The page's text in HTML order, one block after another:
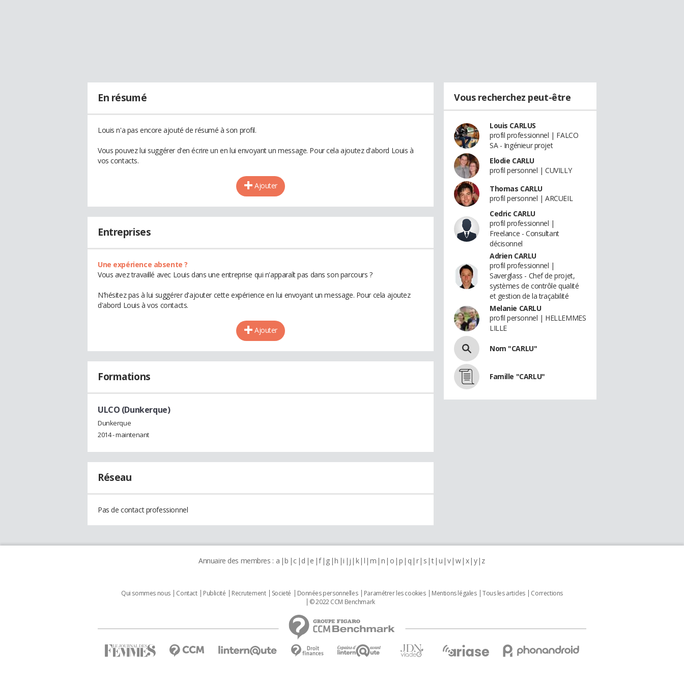
En résumé
Louis n'a pas encore ajouté de résumé à son profil.
Vous pouvez lui suggérer d'en écrire un en lui envoyant un message. Pour cela ajoutez d'abord Louis à
vos contacts.
Ajouter
Entreprises
Une expérience absente ?
Vous avez travaillé avec Louis dans une entreprise qui n'apparaît pas dans son parcours ?
N'hésitez pas à lui suggérer d'ajouter cette expérience en lui envoyant un message. Pour cela ajoutez
d'abord Louis à vos contacts.
Ajouter
Formations
ULCO (Dunkerque)
Dunkerque
2014 - maintenant
Réseau
Pas de contact professionnel
Vous recherchez peut-être
Louis CARLUS
profil professionnel | FALCO
SA - Ingénieur projet
Elodie CARLU
profil personnel | CUVILLY
Thomas CARLU
profil personnel | ARCUEIL
Cedric CARLU
profil professionnel |
Freelance - Consultant
décisonnel
Adrien CARLU
profil professionnel |
Saverglass - Chef de projet,
systèmes de contrôle qualité
et gestion de la traçabilité
Melanie CARLU
profil personnel | HELLEMMES
LILLE
Nom "CARLU"
Famille "CARLU"
Annuaire des membres : a b c d e f g h i j k l m n o p q r s t u v w x y z
Qui sommes nous Contact Publicité Recrutement Societé Données personnelles Paramétrer les cookies Mentions légales Tous les articles
Corrections
© 2022 CCM Benchmark